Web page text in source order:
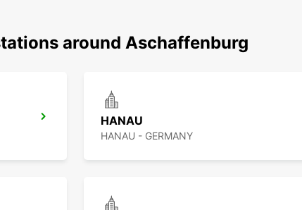
around Aschaffenburg
HANAU
HANAU - GERMANY